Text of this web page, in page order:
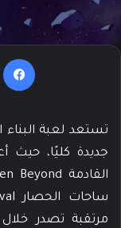
جديدة كليًا، حيث